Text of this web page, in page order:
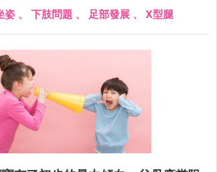
姿 、 下肢問題 、 足部發展 、 X型腿